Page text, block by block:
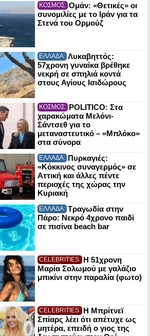
ΚΟΣΜΟΣ: Ομάν: «Θετικές» οι
συνομιλίες με το Ιράν για τα
Στενά του Ορμούζ
ΕΛΛΑΔΑ: Λυκαβηττός:
57χρονη γυναίκα βρέθηκε
νεκρή σε σπηλιά κοντά
στους Αγίους Ισιδώρους
ΚΟΣΜΟΣ: POLITICO: Στα
χαρακώματα Μελόνι-
Σάντσεθ για το
μεταναστευτικό – «Μπλόκο»
στα σύνορα
ΕΛΛΑΔΑ: Πυρκαγιές:
«Κόκκινος συναγερμός» σε
Αττική και άλλες πέντε
περιοχές της χώρας την
Κυριακή
ΕΛΛΑΔΑ: Τραγωδία στην
Πάρο: Νεκρό 4χρονο παιδί
σε πισίνα beach bar
CELEBRITIES: Η 51χρονη
Μαρία Σολωμού με γαλάζιο
μπικίνι στην παραλία (φωτο)
CELEBRITIES: Η Μπρίτνεϊ
Σπίαρς λέει ότι απέτυχε ως
μητέρα, επειδή ο γιος της